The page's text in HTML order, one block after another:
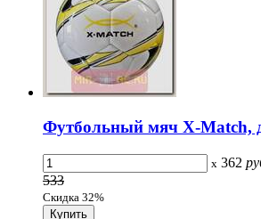
Футбольный мяч X-Match,
x 362
533
Скидка 32%